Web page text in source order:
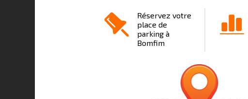
Réservez votre
place de
parking à
Bomfim